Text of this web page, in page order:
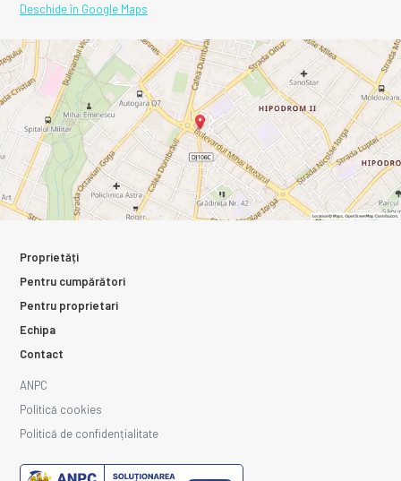
Deschide în Google Maps
Proprietăți
Pentru cumpărători
Pentru proprietari
Echipa
Contact
ANPC
Politică cookies
Politică de confidențialitate